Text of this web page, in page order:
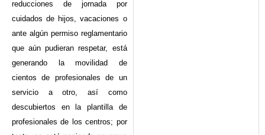
reducciones de jornada por
cuidados de hijos, vacaciones o
ante algún permiso reglamentario
que aún pudieran respetar, está
generando la movilidad de
cientos de profesionales de un
servicio a otro, así como
descubiertos en la plantilla de
profesionales de los centros; por